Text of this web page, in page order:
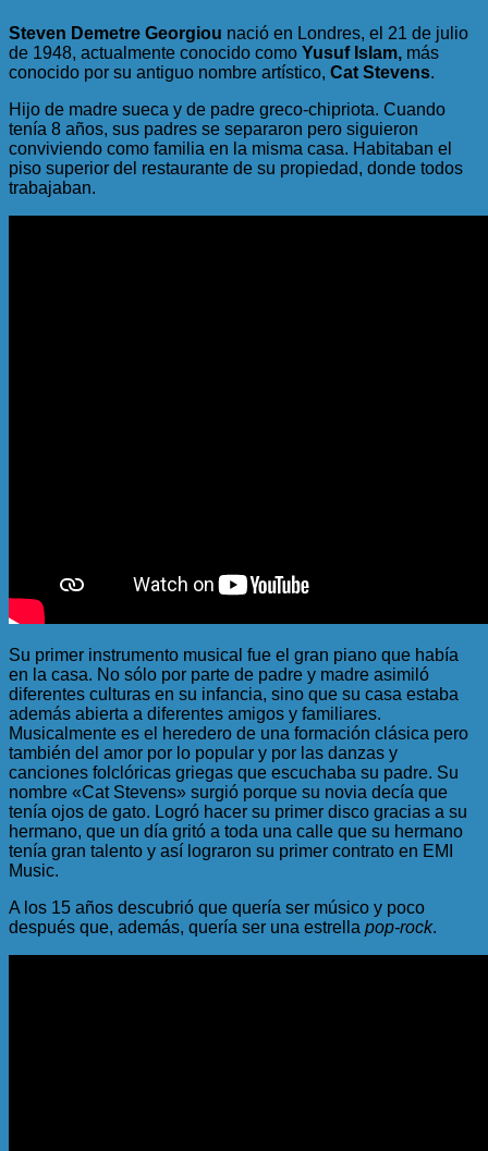
Steven Demetre Georgiou nació en Londres, el 21 de julio
de 1948, actualmente conocido como Yusuf Islam, más
conocido por su antiguo nombre artístico, Cat Stevens.
Hijo de madre sueca y de padre greco-chipriota. Cuando
tenía 8 años, sus padres se separaron pero siguieron
conviviendo como familia en la misma casa. Habitaban el
piso superior del restaurante de su propiedad, donde todos
trabajaban.
Su primer instrumento musical fue el gran piano que había
en la casa. No sólo por parte de padre y madre asimiló
diferentes culturas en su infancia, sino que su casa estaba
además abierta a diferentes amigos y familiares.
Musicalmente es el heredero de una formación clásica pero
también del amor por lo popular y por las danzas y
canciones folclóricas griegas que escuchaba su padre. Su
nombre «Cat Stevens» surgió porque su novia decía que
tenía ojos de gato. Logró hacer su primer disco gracias a su
hermano, que un día gritó a toda una calle que su hermano
tenía gran talento y así lograron su primer contrato en EMI
Music.
A los 15 años descubrió que quería ser músico y poco
después que, además, quería ser una estrella pop-rock.